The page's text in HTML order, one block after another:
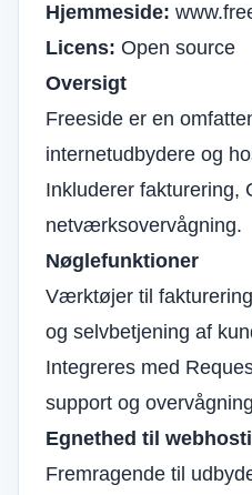
Hjemmeside:
Licens: Open source
Oversigt
Freeside er en
internetudbydere og
Inkluderer fakturering,
netværksovervågning.
Nøglefunktioner
Værktøjer til
og selvbetjening af
Integreres med
support og
Egnethed til
Fremragende til